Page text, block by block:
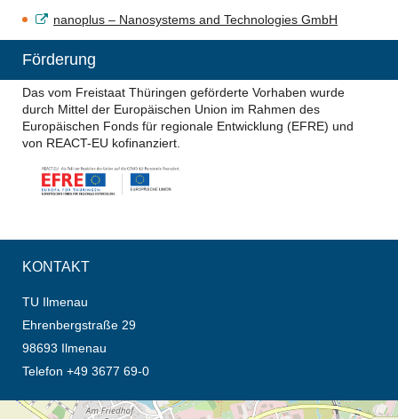
nanoplus – Nanosystems and Technologies GmbH
Förderung
Das vom Freistaat Thüringen geförderte Vorhaben wurde
durch Mittel der Europäischen Union im Rahmen des
Europäischen Fonds für regionale Entwicklung (EFRE) und
von REACT-EU kofinanziert.
KONTAKT
TU Ilmenau
Ehrenbergstraße 29
98693 Ilmenau
Telefon +49 3677 69-0
Öffnet die Anfahrtsbeschreibung in neuem Tab (Karte)